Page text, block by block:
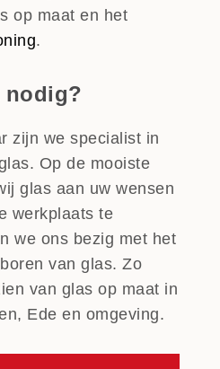
op maat en het
.
nodig?
zijn we specialist in
Op de mooiste
glas aan uw wensen
werkplaats te
we ons bezig met het
van glas. Zo
van glas op maat in
Ede en omgeving.